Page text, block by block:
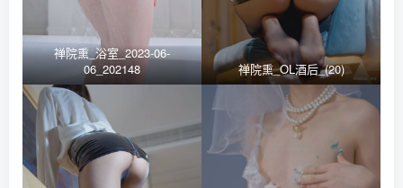
禅院熏_浴室_2023-06-
06_202148
禅院熏_OL酒后_(20)